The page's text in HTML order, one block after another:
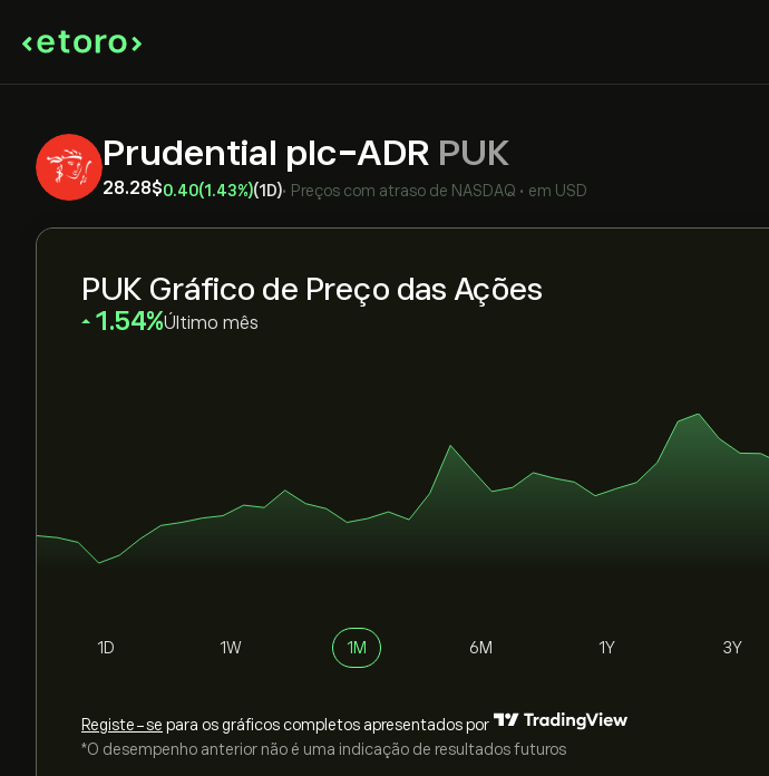
Prudential plc-ADR PUK
28.28‎$‎0.40(1.43%)(1D)• Preços com atraso de NASDAQ • em USD
PUK Gráfico de Preço das Ações
‎1.54‎ Último mês
1D 1W 1M 6M 1Y 3Y
Registe-se para os gráficos completos apresentados por
*O desempenho anterior não é uma indicação de resultados futuros